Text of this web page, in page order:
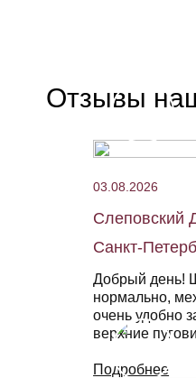
Отзывы
03.08.2026
Слеповский
Санкт-
Добрый день!
нормально,
очень удобно
верхние
Подробнее